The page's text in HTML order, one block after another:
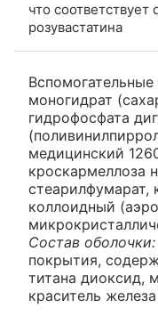
что
розувастатина
моногидрат
гидрофосфата
медицинский
кроскармеллоза
стеарилфумарат,
коллоидный
Состав оболочки:
покрытия,
титана диоксид,
краситель